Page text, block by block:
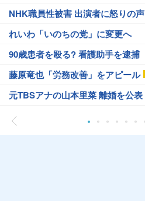
NHK職員性被害 出演者に怒りの声
れいわ「いのちの党」に変更へ
90歳患者を殴る? 看護助手を逮捕
藤原竜也「労務改善」をアピール
元TBSアナの山本里菜 離婚を公表